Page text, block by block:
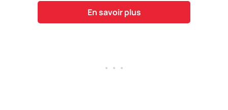
En savoir plus
. . .